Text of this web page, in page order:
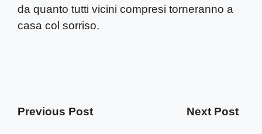
da quanto tutti vicini compresi torneranno a
casa col sorriso.
Previous Post Next Post